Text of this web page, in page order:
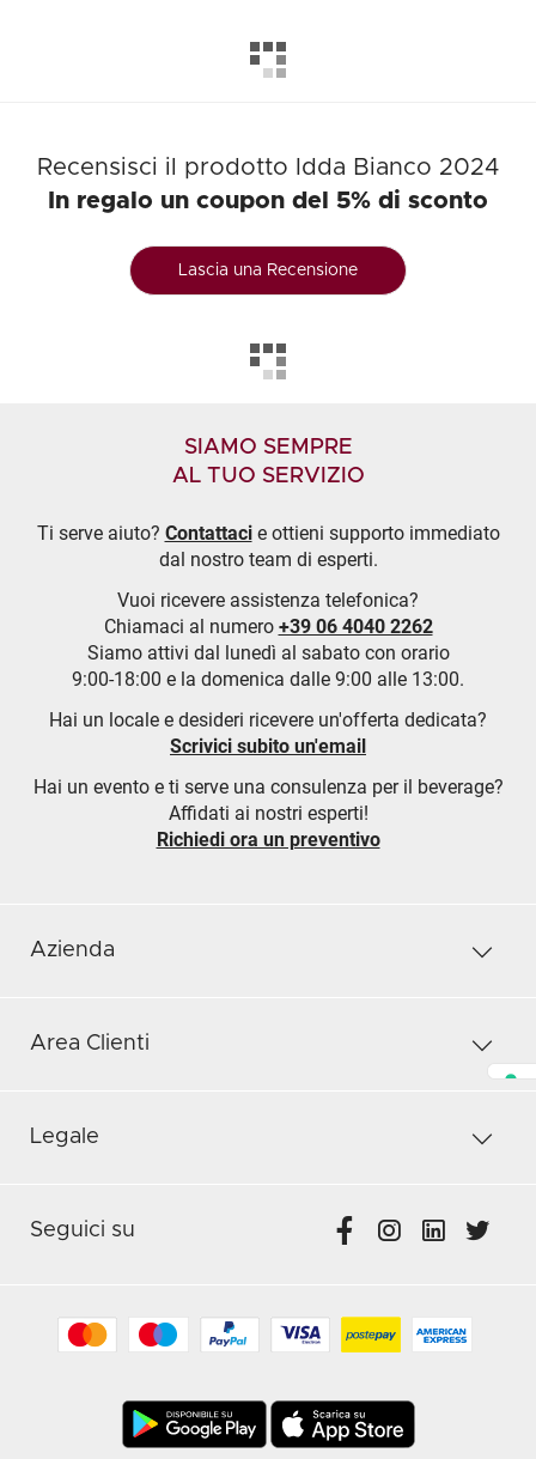
Recensisci il prodotto Idda Bianco 2024
In regalo un coupon del 5% di sconto
Lascia una Recensione
SIAMO SEMPRE
AL TUO SERVIZIO
Ti serve aiuto? Contattacie ottieni supporto immediato
dal nostro team di esperti.
Vuoi ricevere assistenza telefonica?
Chiamaci al numero +39 06 4040 2262
Siamo attivi dal lunedì al sabato con orario
9:00-18:00 e la domenica dalle 9:00 alle 13:00.
Hai un locale e desideri ricevere un'offerta dedicata?
Scrivici subito un'email
Hai un evento e ti serve una consulenza per il beverage?
Affidati ai nostri esperti!
Richiedi ora un preventivo
Azienda
Area Clienti
Legale
Seguici su